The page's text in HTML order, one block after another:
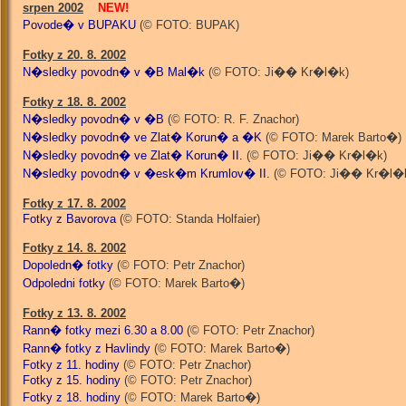
srpen 2002
NEW!
Povode� v BUPAKU (© FOTO: BUPAK)
Fotky z 20. 8. 2002
N�sledky povodn� v �B Mal�k (© FOTO: Ji�� Kr�l�k)
Fotky z 18. 8. 2002
N�sledky povodn� v �B (© FOTO: R. F. Znachor)
N�sledky povodn� ve Zlat� Korun� a �K (© FOTO: Marek Barto�)
N�sledky povodn� ve Zlat� Korun� II. (© FOTO: Ji�� Kr�l�k)
N�sledky povodn� v �esk�m Krumlov� II. (© FOTO: Ji��
Fotky z 17. 8. 2002
Fotky z Bavorova(© FOTO: Standa Holfaier)
Fotky z 14. 8. 2002
Dopoledn� fotky (© FOTO: Petr Znachor)
Odpoledni fotky (© FOTO: Marek Barto�)
Fotky z 13. 8. 2002
Rann� fotky mezi 6.30 a 8.00 (© FOTO: Petr Znachor)
Rann� fotky z Havlindy (© FOTO: Marek Barto�)
Fotky z 11. hodiny (© FOTO: Petr Znachor)
Fotky z 15. hodiny (© FOTO: Petr Znachor)
Fotky z 18. hodiny (© FOTO: Marek Barto�)